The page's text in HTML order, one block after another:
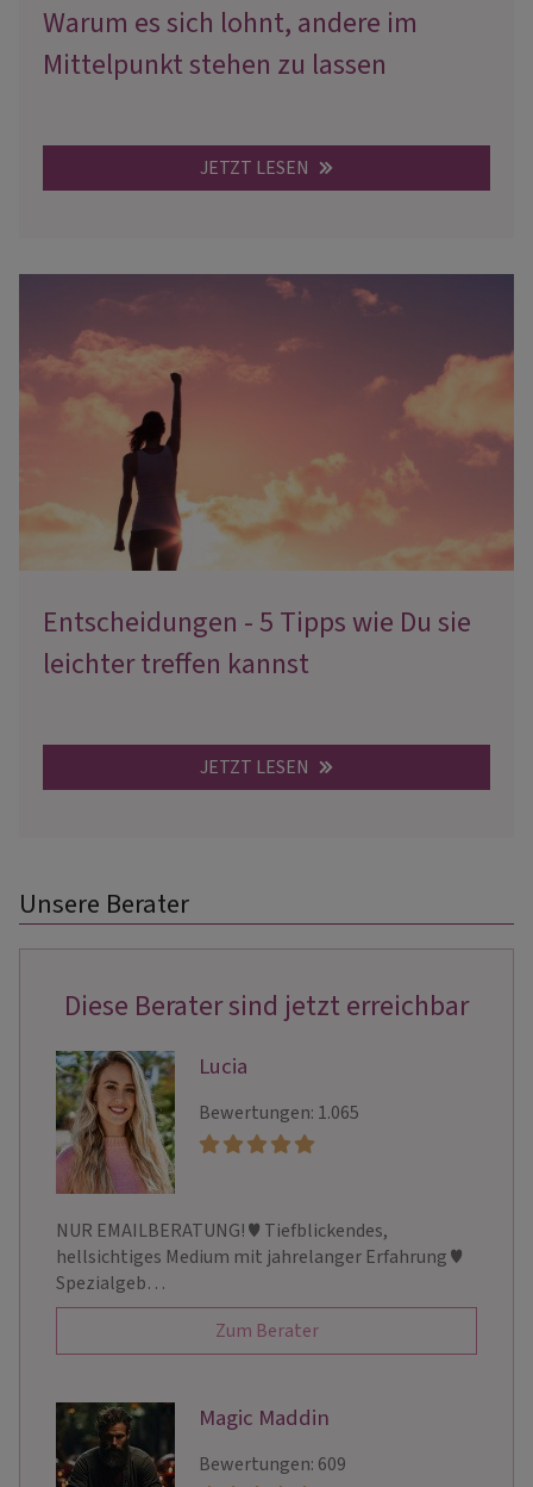
Warum es sich lohnt, andere im
Mittelpunkt stehen zu lassen
JETZT LESEN
Entscheidungen - 5 Tipps wie Du sie
leichter treffen kannst
JETZT LESEN
Unsere Berater
Diese Berater sind jetzt erreichbar
Lucia
Bewertungen: 1.065
NUR EMAILBERATUNG! ♥ Tiefblickendes,
hellsichtiges Medium mit jahrelanger Erfahrung ♥
Spezialgeb…
Zum Berater
Magic Maddin
Bewertungen: 609